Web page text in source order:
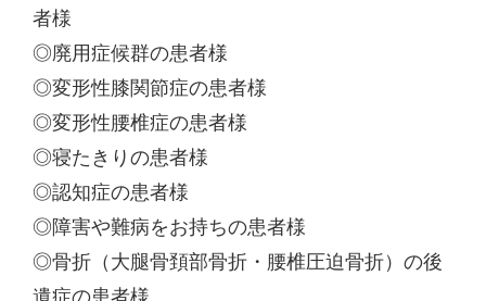
者様
◎廃用症候群の患者様
◎変形性膝関節症の患者様
◎変形性腰椎症の患者様
◎寝たきりの患者様
◎認知症の患者様
◎障害や難病をお持ちの患者様
◎骨折（大腿骨頚部骨折・腰椎圧迫骨折）の後
遺症の患者様